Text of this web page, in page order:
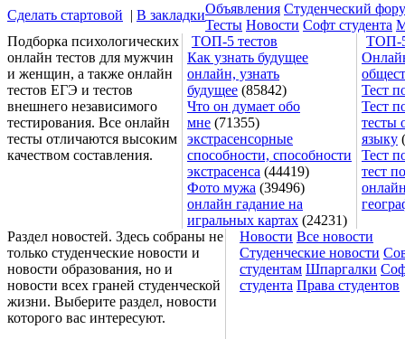
Сделать стартовой | В закладкиОбъявления Студенческий
Тесты Новости Софт студента
Подборка психологических
онлайн тестов для мужчин
и женщин, а также онлайн
тестов ЕГЭ и тестов
внешнего независимого
тестирования. Все онлайн
тесты отличаются высоким
качеством составления.
ТОП-5 тестов
ТОП-
Как узнать будущее
онлайн, узнать
будущее (85842)
Что он думает обо
мне (71355)
экстрасенсорные
способности, способности
экстрасенса (44419)
Фото мужа (39496)
онлайн гадание на
игральных картах (24231)
Тест
Тест
тесты
языку
Тест
тест
Раздел новостей. Здесь собраны не
только студенческие новости и
новости образования, но и
новости всех граней студенческой
жизни. Выберите раздел, новости
которого вас интересуют.
Новости Все новости
Студенческие новости
студентам Шпаргалки
студента Права студентов